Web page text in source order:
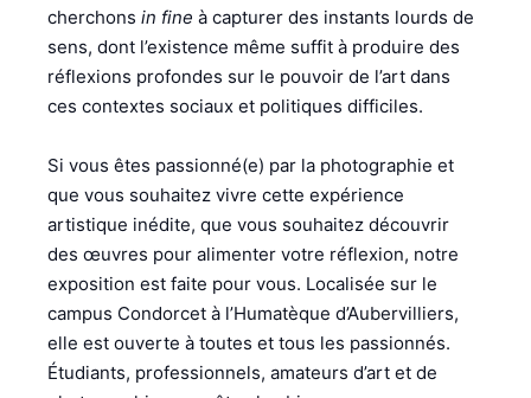
cherchons in fine à capturer des instants lourds de
sens, dont l’existence même suffit à produire des
réflexions profondes sur le pouvoir de l’art dans
ces contextes sociaux et politiques difficiles.
Si vous êtes passionné(e) par la photographie et
que vous souhaitez vivre cette expérience
artistique inédite, que vous souhaitez découvrir
des œuvres pour alimenter votre réflexion, notre
exposition est faite pour vous. Localisée sur le
campus Condorcet à l’Humatèque d’Aubervilliers,
elle est ouverte à toutes et tous les passionnés.
Étudiants, professionnels, amateurs d’art et de